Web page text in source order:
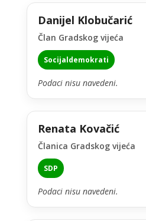
Danijel Klobučarić
Član Gradskog vijeća
Socijaldemokrati
Podaci nisu navedeni.
Renata Kovačić
Članica Gradskog vijeća
SDP
Podaci nisu navedeni.